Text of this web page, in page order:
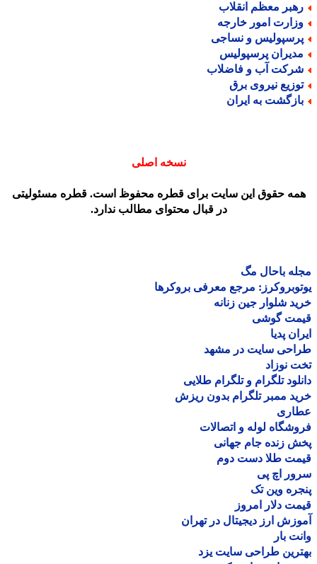
معظم انقلاب
امور خارجه
و نساجی
پرسپولیس
آب و فاضلاب
نیروی برق
به ایران
نسخه اصلی
حقوق این سایت برای قطره محفوظ است. قطره مسئولیتی
در قبال محتوای مطالب ندارد.
باحال مگ
مرجع معرفی بروکرها
شلوار جین زنانه
گوشی
پدیا
سایت در مشهد
نوزاد
تلگرام و تلگرام طلایی
ممبر تلگرام بدون ریزش
لوله و اتصالات
زنده جام جهانی
طلا دست دوم
اچ پی
وین تک
دلار امروز
ارز دیجیتال در تهران
بار
طراحی سایت یزد